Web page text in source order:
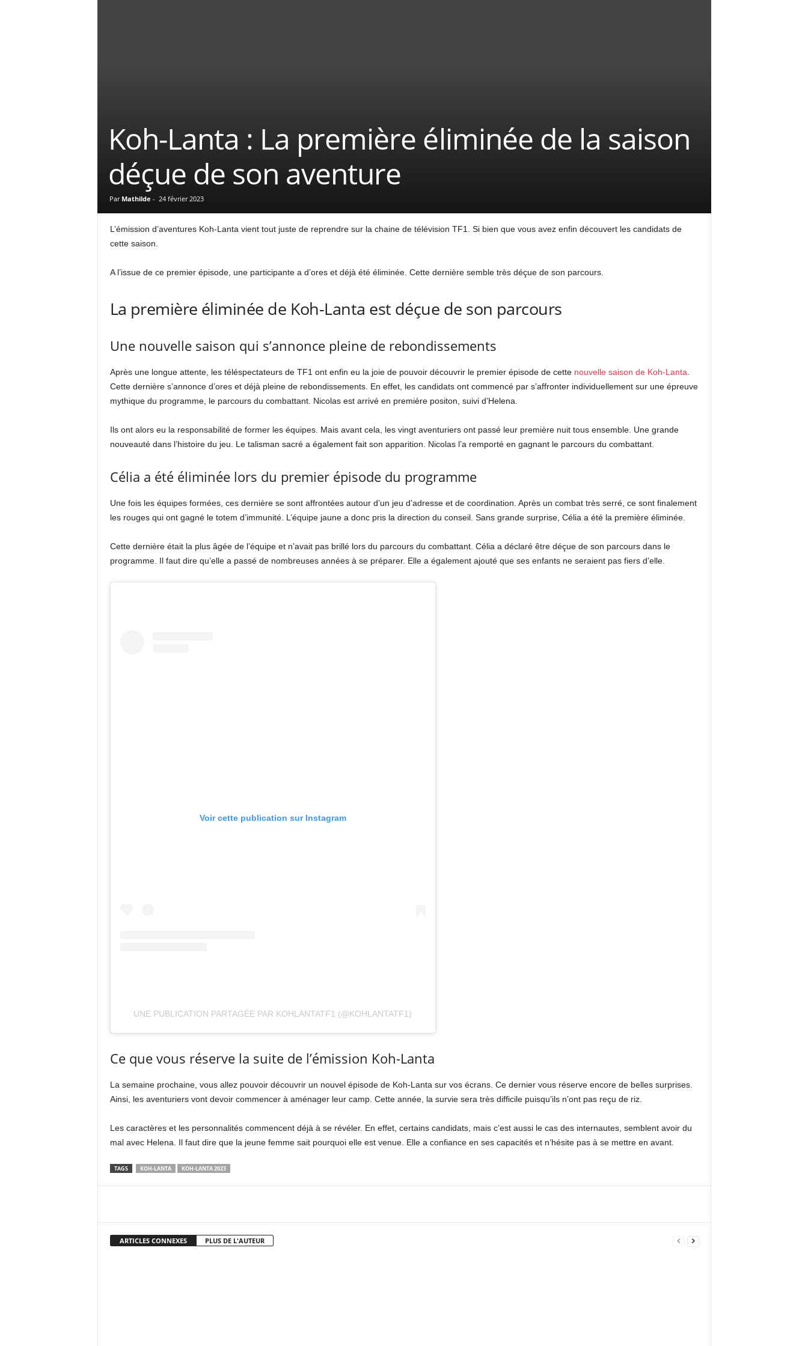
Koh-Lanta : La première éliminée de la saison
déçue de son aventure
Par Mathilde - 24 février 2023
L’émission d’aventures Koh-Lanta vient tout juste de reprendre sur la chaine de télévision TF1. Si bien que vous avez enfin découvert les candidats de
cette saison.
A l’issue de ce premier épisode, une participante a d’ores et déjà été éliminée. Cette dernière semble très déçue de son parcours.
La première éliminée de Koh-Lanta est déçue de son parcours
Une nouvelle saison qui s’annonce pleine de rebondissements
Après une longue attente, les téléspectateurs de TF1 ont enfin eu la joie de pouvoir découvrir le premier épisode de cette nouvelle saison de Koh-Lanta
Cette dernière s’annonce d’ores et déjà pleine de rebondissements. En effet, les candidats ont commencé par s’affronter individuellement sur une épreuve
mythique du programme, le parcours du combattant. Nicolas est arrivé en première positon, suivi d’Helena.
Ils ont alors eu la responsabilité de former les équipes. Mais avant cela, les vingt aventuriers ont passé leur première nuit tous ensemble. Une grande
nouveauté dans l’histoire du jeu. Le talisman sacré a également fait son apparition. Nicolas l’a remporté en gagnant le parcours du combattant.
Célia a été éliminée lors du premier épisode du programme
Une fois les équipes formées, ces dernière se sont affrontées autour d’un jeu d’adresse et de coordination. Après un combat très serré, ce sont finalement
les rouges qui ont gagné le totem d’immunité. L’équipe jaune a donc pris la direction du conseil. Sans grande surprise, Célia a été la première éliminée.
Cette dernière était la plus âgée de l’équipe et n’avait pas brillé lors du parcours du combattant. Célia a déclaré être déçue de son parcours dans le
programme. Il faut dire qu’elle a passé de nombreuses années à se préparer. Elle a également ajouté que ses enfants ne seraient pas fiers d’elle.
Voir cette publication sur Instagram
UNE PUBLICATION PARTAGÉE PAR KOHLANTATF1 (@KOHLANTATF1)
Ce que vous réserve la suite de l’émission Koh-Lanta
La semaine prochaine, vous allez pouvoir découvrir un nouvel épisode de Koh-Lanta sur vos écrans. Ce dernier vous réserve encore de belles surprises.
Ainsi, les aventuriers vont devoir commencer à aménager leur camp. Cette année, la survie sera très difficile puisqu’ils n’ont pas reçu de riz.
Les caractères et les personnalités commencent déjà à se révéler. En effet, certains candidats, mais c’est aussi le cas des internautes, semblent avoir du
mal avec Helena. Il faut dire que la jeune femme sait pourquoi elle est venue. Elle a confiance en ses capacités et n’hésite pas à se mettre en avant.
TAGS KOH-LANTA KOH-LANTA 2023
ARTICLES CONNEXES PLUS DE L'AUTEUR